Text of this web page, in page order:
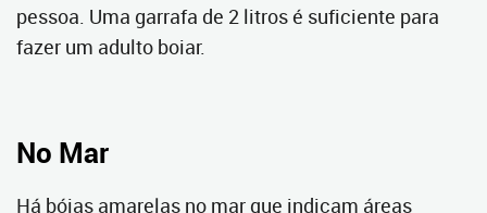
pessoa. Uma garrafa de 2 litros é suficiente para
fazer um adulto boiar.
No Mar
Há bóias amarelas no mar que indicam áreas